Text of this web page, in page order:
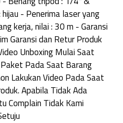
- Penerima laser yang
kerja, nilai : 30 m - Garansi
Garansi dan Retur Produk
Unboxing Mulai Saat
Pada Saat Barang
Lakukan Video Pada Saat
Apabila Tidak Ada
Complain Tidak Kami